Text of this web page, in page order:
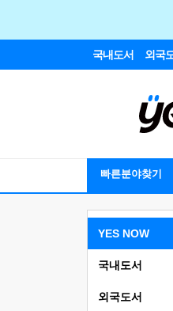
국내도서 외국
빠른분야찾기
YES NOW
국내도서
외국도서